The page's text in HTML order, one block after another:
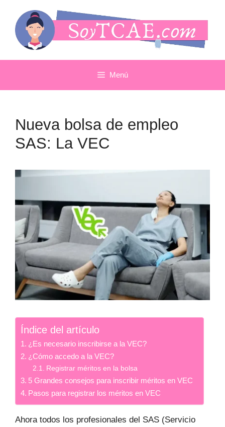
contenido
Menú
Nueva bolsa de empleo
SAS: La VEC
Índice del artículo
¿Es necesario inscribirse a la VEC?
¿Cómo accedo a la VEC?
Registrar méritos en la bolsa
5 Grandes consejos para inscribir méritos en VEC
Pasos para registrar los méritos en VEC
Ahora todos los profesionales del SAS (Servicio